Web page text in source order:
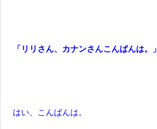
「リリさん、カナンさんこんばんは。」
はい、こんばんは。